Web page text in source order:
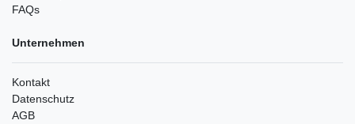
FAQs
Unternehmen
Kontakt
Datenschutz
AGB